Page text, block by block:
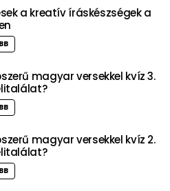
a kreatív íráskészségek a
magyar versekkel kvíz 3.
magyar versekkel kvíz 2.